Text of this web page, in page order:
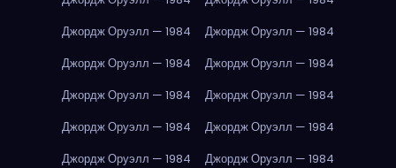
Джордж Оруэлл — 1984
Джордж Оруэлл — 1984
Джордж Оруэлл — 1984
Джордж Оруэлл — 1984
Джордж Оруэлл — 1984
Джордж Оруэлл — 1984
Джордж Оруэлл — 1984
Джордж Оруэлл — 1984
Джордж Оруэлл — 1984
Джордж Оруэлл — 1984